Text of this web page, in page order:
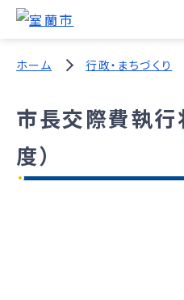
ホーム 行政・まちづくり
市長交際費執行
度）